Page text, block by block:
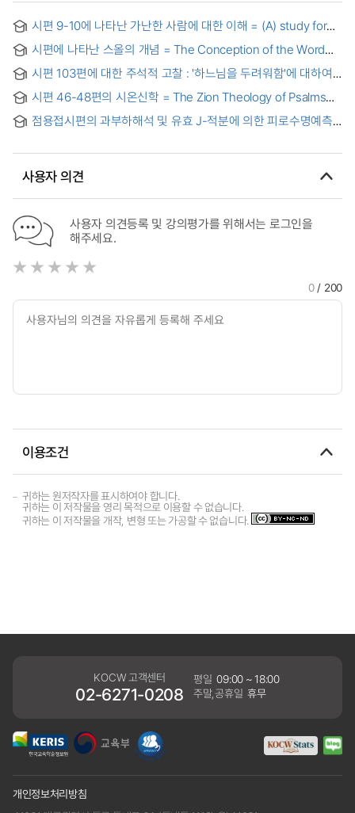
시편 9-10에 나타난 가난한 사람에 대한 이해 = (A) study for
시편에 나타난 스올의 개념 = The Conception of the Word
시편 103편에 대한 주석적 고찰 : '하느님을 두려워함'에 대하여
God
시편 46-48편의 시온신학 = The Zion Theology of Psalms
점용접시편의 과부하해석 및 유효 J-적분에 의한 피로수명예측
사용자 의견
사용자 의견등록 및 강의평가를 위해서는 로그인을
해주세요.
0/ 200
이용조건
귀하는 원저작자를 표시하여야 합니다.
귀하는 이 저작물을 영리 목적으로 이용할 수 없습니다.
귀하는 이 저작물을 개작, 변형 또는 가공할 수 없습니다.
KOCW 고객센터
02-6271-0208
평일 09:00 ~ 18:00
주말,공휴일 휴무
개인정보처리방침